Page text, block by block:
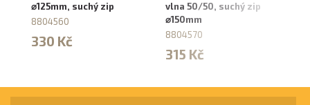
⌀125mm, suchý zip
8804560
330 Kč
vlna 50/50, suchý zip
⌀150mm
8804570
315 Kč